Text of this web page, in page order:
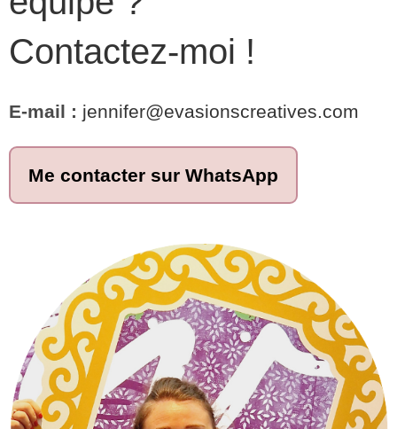
Contactez-moi !
E-mail : jennifer@evasionscreatives.com
Me contacter sur WhatsApp